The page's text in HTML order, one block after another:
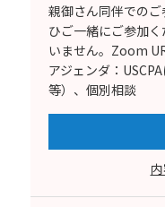
親御さん同伴での
ひご一緒にご参加
いません。Zoom
アジェンダ：
等）、個別相談